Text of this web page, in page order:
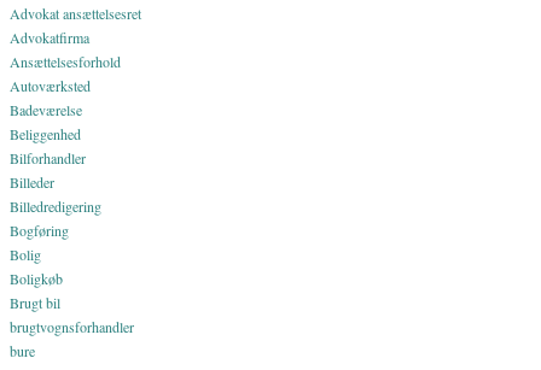
Advokat ansættelsesret
Advokatfirma
Ansættelsesforhold
Autoværksted
Badeværelse
Beliggenhed
Bilforhandler
Billeder
Billedredigering
Bogføring
Bolig
Boligkøb
Brugt bil
brugtvognsforhandler
bure